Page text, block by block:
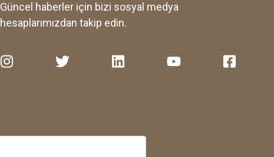
Güncel haberler için bizi sosyal medya
hesaplarımızdan takip edin.